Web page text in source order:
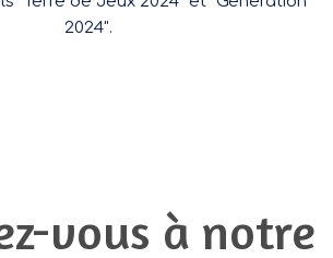
2024".
vous à notre